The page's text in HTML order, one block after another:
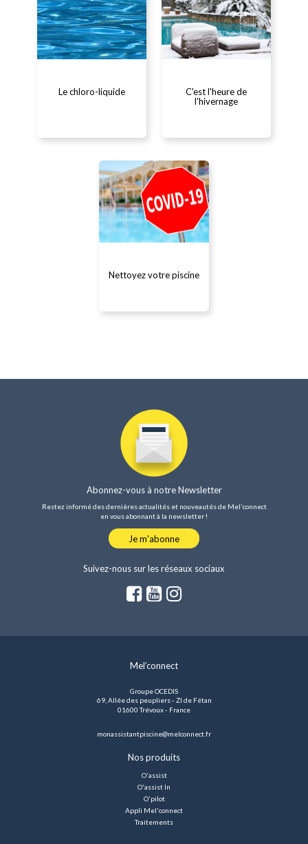
En détail...
Le chloro-liquide
En détail...
C'est l'heure de
l'hivernage
Nettoyez votre piscine
Abonnez-vous à notre Newsletter
Restez informé des dernières actualités et nouveautés de Mel'connect
en vous abonnant à la newsletter !
Je m'abonne
Suivez-nous sur les réseaux sociaux
Mel’connect
Groupe OCEDIS
69, Allée des peupliers - ZI de Fétan
01600 Trévoux - France
monassistantpiscine@melconnect.fr
Nos produits
O'assist
O'assist In
O'pilot
Appli Mel'connect
Traitements